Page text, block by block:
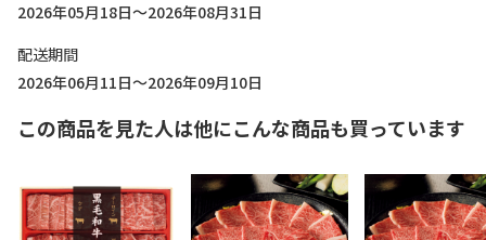
2026年05月18日～2026年08月31日
配送期間
2026年06月11日～2026年09月10日
この商品を見た人は他にこんな商品も買っています